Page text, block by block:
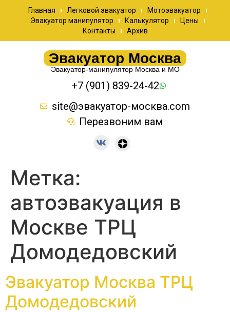
Главная Легковой эвакуатор
Мотоэвакуатор
Эвакуатор манипулятор
Калькулятор
Цены
Контакты
Архив
Эвакуатор Москва
Эвакуатор-манипулятор Москва и МО
+7 (901) 839-24-42
site@эвакуатор-москва.com
Перезвоним вам
Метка:
автоэвакуация в
Москве ТРЦ
Домодедовский
Эвакуатор Москва ТРЦ
Домодедовский